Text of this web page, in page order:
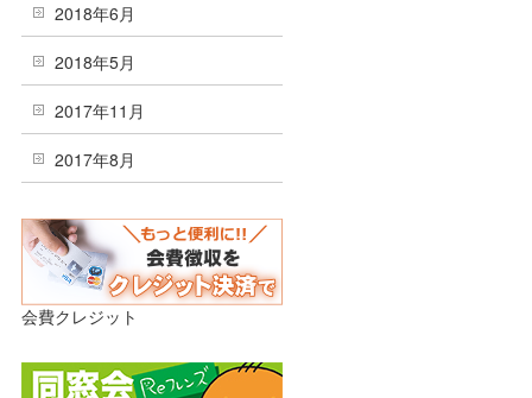
2018年6月
2018年5月
2017年11月
2017年8月
会費クレジット